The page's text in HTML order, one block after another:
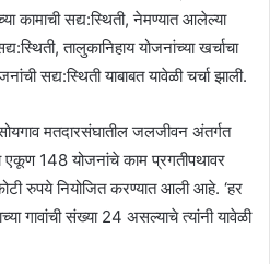
कामाची सद्य:स्थिती, नेमण्यात आलेल्या
तालुकानिहाय योजनांच्या खर्चाचा
सद्य:स्थिती याबाबत यावेळी चर्चा झाली.
मतदारसंघातील जलजीवन अंतर्गत
148 योजनांचे काम प्रगतीपथावर
रुपये नियोजित करण्यात आली आहे. ‘हर
गावांची संख्या 24 असल्याचे त्यांनी यावेळी